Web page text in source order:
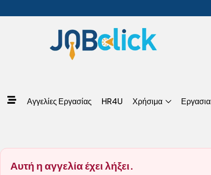
Αγγελίες Εργασίας HR4U Χρήσιμα
Αυτή η αγγελία έχει λήξει.